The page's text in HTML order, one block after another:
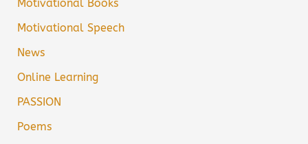
Motivational Books
Motivational Speech
News
Online Learning
PASSION
Poems